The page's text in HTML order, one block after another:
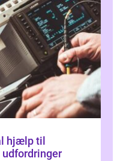
udfordringer